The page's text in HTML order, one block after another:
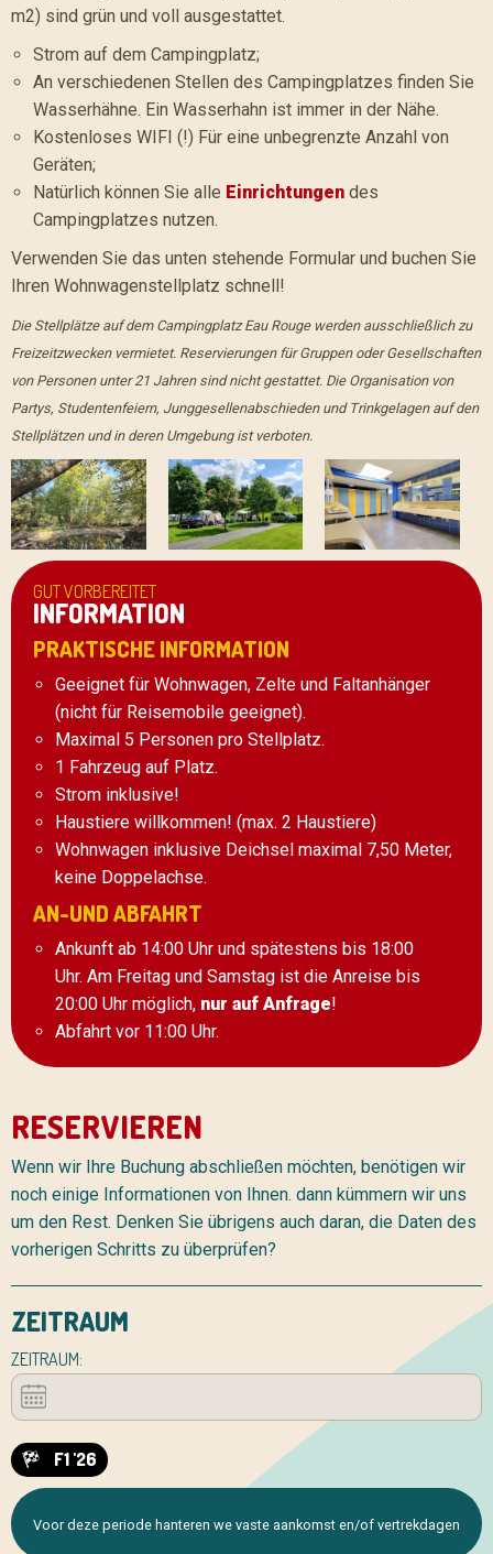
m2) sind grün und voll ausgestattet.
Strom auf dem Campingplatz;
An verschiedenen Stellen des Campingplatzes finden Sie
Wasserhähne. Ein Wasserhahn ist immer in der Nähe.
Kostenloses WIFI (!) Für eine unbegrenzte Anzahl von
Geräten;
Natürlich können Sie alle Einrichtungen des
Campingplatzes nutzen.
Verwenden Sie das unten stehende Formular und buchen Sie
Ihren Wohnwagenstellplatz schnell!
Die Stellplätze auf dem Campingplatz Eau Rouge werden ausschließlich zu
Freizeitzwecken vermietet. Reservierungen für Gruppen oder Gesellschaften
von Personen unter 21 Jahren sind nicht gestattet. Die Organisation von
Partys, Studentenfeiern, Junggesellenabschieden und Trinkgelagen auf den
Stellplätzen und in deren Umgebung ist verboten.
GUT VORBEREITET
INFORMATION
PRAKTISCHE INFORMATION
Geeignet für Wohnwagen, Zelte und Faltanhänger
(nicht für Reisemobile geeignet).
Maximal 5 Personen pro Stellplatz.
1 Fahrzeug auf Platz.
Strom inklusive!
Haustiere willkommen! (max. 2 Haustiere)
Wohnwagen inklusive Deichsel maximal 7,50 Meter,
keine Doppelachse.
AN-UND ABFAHRT
Ankunft ab 14:00 Uhr und spätestens bis 18:00
Uhr. Am Freitag und Samstag ist die Anreise bis
20:00 Uhr möglich, nur auf Anfrage!
Abfahrt vor 11:00 Uhr.
RESERVIEREN
Wenn wir Ihre Buchung abschließen möchten, benötigen wir
noch einige Informationen von Ihnen. dann kümmern wir uns
um den Rest. Denken Sie übrigens auch daran, die Daten des
vorherigen Schritts zu überprüfen?
ZEITRAUM
ZEITRAUM:
F1 '26
Voor deze periode hanteren we vaste aankomst en/of vertrekdagen